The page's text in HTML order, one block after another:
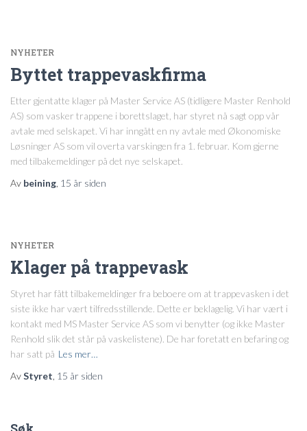
NYHETER
Byttet trappevaskfirma
Etter gjentatte klager på Master Service AS (tidligere Master Renhold
AS) som vasker trappene i borettslaget, har styret nå sagt opp vår
avtale med selskapet. Vi har inngått en ny avtale med Økonomiske
Løsninger AS som vil overta varskingen fra 1. februar. Kom gjerne
med tilbakemeldinger på det nye selskapet.
Av beining 15 år siden
NYHETER
Klager på trappevask
Styret har fått tilbakemeldinger fra beboere om at trappevasken i det
siste ikke har vært tilfredsstillende. Dette er beklagelig. Vi har vært i
kontakt med MS Master Service AS som vi benytter (og ikke Master
Renhold slik det står på vaskelistene). De har foretatt en befaring og
har satt på Les mer…
AvStyret 15 år siden